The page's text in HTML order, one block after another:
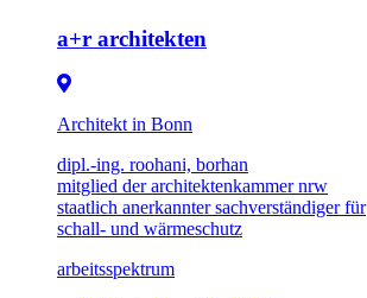
a+r architekten
Architekt in Bonn
dipl.-ing. roohani, borhan
mitglied der architektenkammer nrw
staatlich anerkannter sachverständiger für
schall- und wärmeschutz
arbeitsspektrum